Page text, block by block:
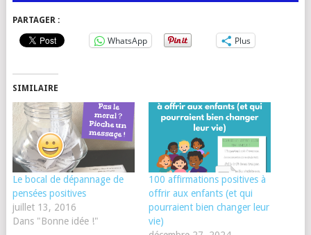
PARTAGER :
WhatsApp Plus
SIMILAIRE
Le bocal de dépannage de
pensées positives
juillet 13, 2016
Dans "Bonne idée !"
100 affirmations positives à
offrir aux enfants (et qui
pourraient bien changer leur
vie)